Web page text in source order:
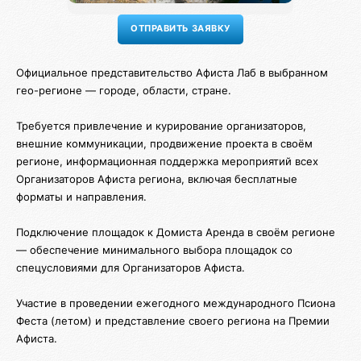
Официальное представительство Афиста Лаб в выбранном
гео-регионе — городе, области, стране.
Требуется привлечение и курирование организаторов,
внешние коммуникации, продвижение проекта в своём
регионе, информационная поддержка мероприятий всех
Организаторов Афиста региона, включая бесплатные
форматы и направления.
Подключение площадок к Домиста Аренда в своём регионе
— обеспечение минимального выбора площадок со
спецусловиями для Организаторов Афиста.
Участие в проведении ежегодного международного Псиона
Феста (летом) и представление своего региона на Премии
Афиста.